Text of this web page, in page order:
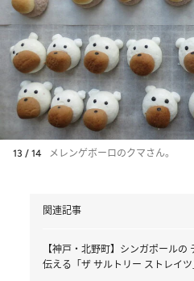
13 / 14 メレンゲボーロのクマさん。
関連記事
【神戸・北野町】シンガポールの
伝える「ザ サルトリー ストレイツ